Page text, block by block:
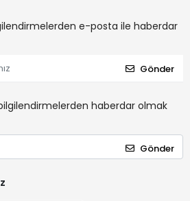
e-posta ile haberdar
Gönder
haberdar olmak
Gönder